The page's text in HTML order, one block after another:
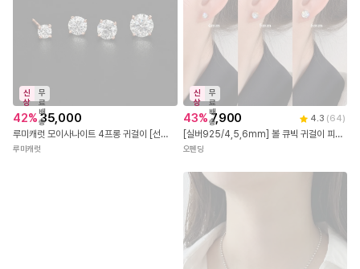
신
상
무
료
배
송
42% 35,000
루미캐럿 모이사나이트 4프롱 귀걸이 [선물포장,엑설런트커팅, GRA보증서] 로즈골드
루미캐럿
신
상
무
료
배
송
43%7,900 4.3 (64)
[실버925/4,5,6mm] 볼 큐빅 귀걸이 피어싱 실버 피어싱세트 귀걸이 세트
오펜딩